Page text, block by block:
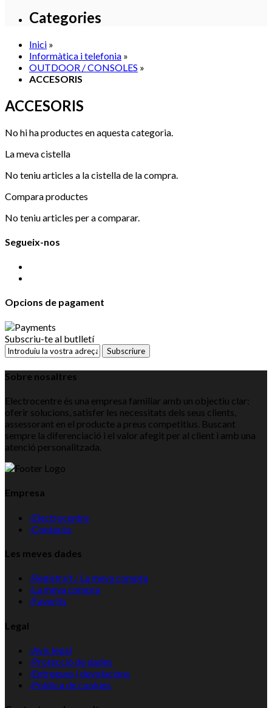
Categories
Inici »
Informàtica i telefonia »
OUTDOOR / CONSOLES »
ACCESORIS
ACCESORIS
No hi ha productes en aquesta categoria.
La meva cistella
No teniu articles a la cistella de la compra.
Compara productes
No teniu articles per a comparar.
Segueix-nos
Opcions de pagament
Subscriu-te al butlletí
Subscriure
Sobre nosaltres
Electrocentre és una empresa familiar amb un objectiu clar:
oferir solucions, satisfer les necessitats dels seus clients,
assessorant en el producte a preus competitius. Buscant
sempre la diferenciació i el valor afegit per al client i amb una
atenció personalitzada.
Empresa
›Electrocentre
›Contacta
Les meves dades
›Registra't / La meva compta
›La meva compra
›Favorits
Legal
›Avís legal
›Protecció de dades
›Entregues i devolucions
›Política de cookies